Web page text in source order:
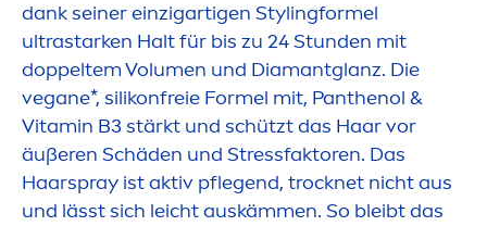
dank seiner einzigartigen Stylingformel
ultrastarken Halt für bis zu 24 Stunden mit
doppeltem Volumen und Diamantglanz. Die
vegane*, silikonfreie Formel mit, Panthenol &
Vitamin B3 stärkt und schützt das Haar vor
äußeren Schäden und Stressfaktoren. Das
Haarspray ist aktiv pflegend, trocknet nicht aus
und lässt sich leicht auskämmen. So bleibt das